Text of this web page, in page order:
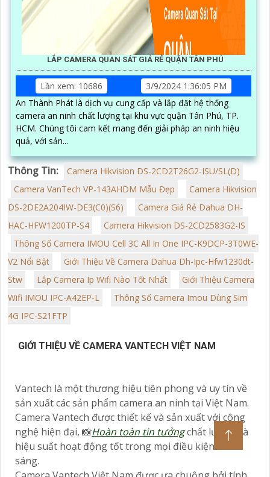
LẮP CAMERA QUAN SÁT GIÁ RẺ QUẬN TÂN PHÚ
Lần xem: 10686
3/9/2024 1:36:05 PM
An Thành Phát là dịch vụ cung cấp và lắp đặt hệ thống
camera an ninh chất lượng tại khu vực quận Tân Phú, TP.
HCM. Chúng tôi cam kết mang đến giải pháp an ninh hiệu
quả, với sản...
Thông Tin:
Camera Hikvision DS-2CD2T26G2-ISU/SL(D)
Camera VanTech VP-143AHDM Mẫu Đẹp
Camera Hikvision
DS-2DE2A204IW-DE3(C0)(S6)
Camera Giá Rẻ Dahua DH-
HAC-HFW1200TP-S4
Camera Hikvision DS-2CD2583G2-IS
Thông Số Camera IMOU Cell 3C All In One IPC-K9DCP-3T0WE-
V2 Nổi Bật
Giới Thiệu Về Camera Dahua Dh-Ipc-Hfw1230dt-
Stw
Lắp Camera Ip Wifi Nào Tốt Nhất
Giới Thiệu Camera
Wifi IMOU IPC-A42EP-L
Thông Số Camera Imou Dùng Sim
4G IPC-S21FTP
GIỚI THIỆU VỀ CAMERA VANTECH VIỆT NAM
Vantech là một thương hiệu tiên phong và uy tín về
sản xuất các sản phẩm camera an ninh tại Việt Nam.
Camera Vantech được thiết kế và sản xuất với công
nghệ hiện đại, 📸Hoàn toàn tin tưởngchất lượng và
hiệu suất hoạt động tốt trong mọi điều kiện ánh
sáng.